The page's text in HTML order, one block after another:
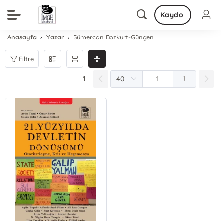
Kaydol
Anasayfa Yazar Sümercan Bozkurt-Güngen
Filtre
1 1